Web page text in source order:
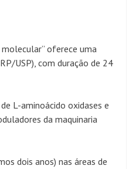
oferece uma
USP), com duração de 24
L-aminoácido oxidases e
da maquinaria
dois anos) nas áreas de